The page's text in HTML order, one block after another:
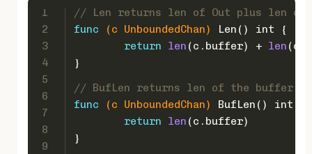
1
2
3
4
5
6
7
8
9
// Len returns len of Out plus len of
func
(c UnboundedChan) Len() int {
return
len (c.buffer) + len
}
// BufLen returns len of the buffer.
func
(c UnboundedChan) BufLen() int
return
len (c.buffer)
}